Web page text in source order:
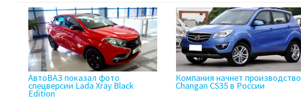
АвтоВАЗ показал фото
спецверсии Lada Xray Black
Edition
Компания начнет производство
Changan CS35 в России